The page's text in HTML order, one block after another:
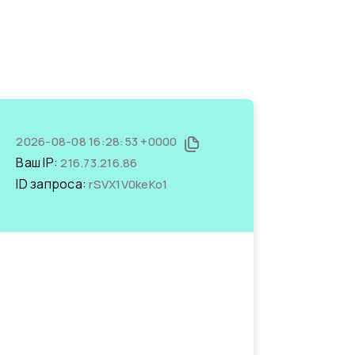
2026-08-08 16:28:53 +0000
Ваш IP:216.73.216.86
ID запроса:rSVX1V0keKo1